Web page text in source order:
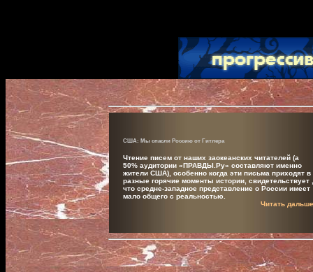
США: Мы спасли Россию от Гитлера
Чтение писем от наших заокеанских читателей (а
50% аудитории «ПРАВДЫ.Ру» составляют именно
жители США), особенно когда эти письма приходят в
разные горячие моменты истории, свидетельствует ,
что средне-западное представление о России имеет
мало общего с реальностью.
Читать дальше